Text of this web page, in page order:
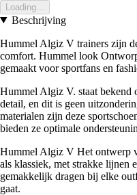
Loading...
Beschrijving
Hummel Algiz V trainers zijn
comfort. Hummel look
gemaakt voor sportfans en
Hummel Algiz V. staat bekend
detail, en dit is geen
materialen zijn deze
bieden ze optimale
Hummel Algiz V Het ontwerp
als klassiek, met strakke lijnen
gemakkelijk dragen bij elke
gaat.